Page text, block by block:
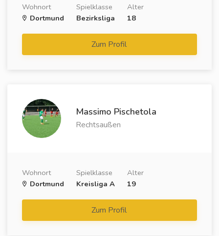
Wohnort
Dortmund
Spielklasse
Bezirksliga
Alter
18
Zum Profil
Massimo Pischetola
Rechtsaußen
Wohnort
Dortmund
Spielklasse
Kreisliga A
Alter
19
Zum Profil